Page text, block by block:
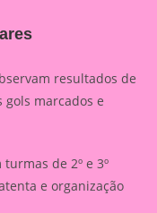
resultados de
gols marcados e
de 2º e 3º
e organização